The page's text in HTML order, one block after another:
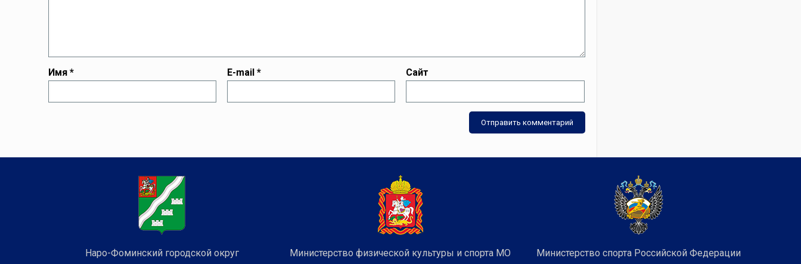
Имя* E-mail* Сайт
Наро-Фоминский городской округ Министерство физической культуры и спорта МО Министерство спорта Российской Федерации